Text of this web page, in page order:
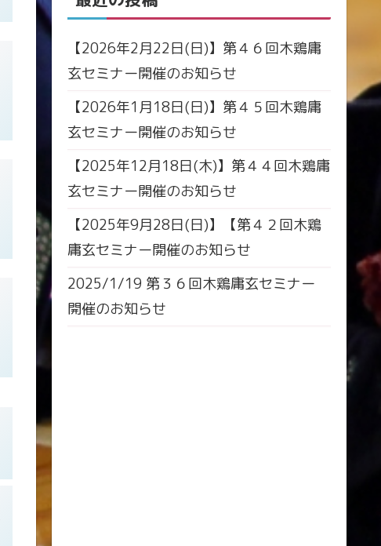
【2026年2月22日(日)】第４６回木鶏庸
玄セミナー開催のお知らせ
【2026年1月18日(日)】第４５回木鶏庸
玄セミナー開催のお知らせ
【2025年12月18日(木)】第４４回木鶏庸
玄セミナー開催のお知らせ
【2025年9月28日(日)】【第４２回木鶏
庸玄セミナー開催のお知らせ
2025/1/19 第３６回木鶏庸玄セミナー
開催のお知らせ